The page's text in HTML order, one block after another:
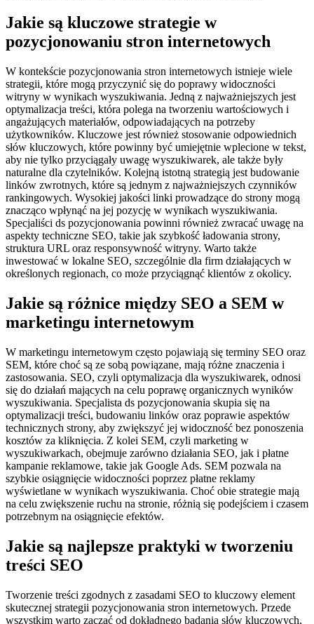
Jakie są kluczowe strategie w
pozycjonowaniu stron internetowych
W kontekście pozycjonowania stron internetowych istnieje wiele
strategii, które mogą przyczynić się do poprawy widoczności
witryny w wynikach wyszukiwania. Jedną z najważniejszych jest
optymalizacja treści, która polega na tworzeniu wartościowych i
angażujących materiałów, odpowiadających na potrzeby
użytkowników. Kluczowe jest również stosowanie odpowiednich
słów kluczowych, które powinny być umiejętnie wplecione w tekst,
aby nie tylko przyciągały uwagę wyszukiwarek, ale także były
naturalne dla czytelników. Kolejną istotną strategią jest budowanie
linków zwrotnych, które są jednym z najważniejszych czynników
rankingowych. Wysokiej jakości linki prowadzące do strony mogą
znacząco wpłynąć na jej pozycję w wynikach wyszukiwania.
Specjaliści ds pozycjonowania powinni również zwracać uwagę na
aspekty techniczne SEO, takie jak szybkość ładowania strony,
struktura URL oraz responsywność witryny. Warto także
inwestować w lokalne SEO, szczególnie dla firm działających w
określonych regionach, co może przyciągnąć klientów z okolicy.
Jakie są różnice między SEO a SEM w
marketingu internetowym
W marketingu internetowym często pojawiają się terminy SEO oraz
SEM, które choć są ze sobą powiązane, mają różne znaczenia i
zastosowania. SEO, czyli optymalizacja dla wyszukiwarek, odnosi
się do działań mających na celu poprawę organicznych wyników
wyszukiwania. Specjalista ds pozycjonowania skupia się na
optymalizacji treści, budowaniu linków oraz poprawie aspektów
technicznych strony, aby zwiększyć jej widoczność bez ponoszenia
kosztów za kliknięcia. Z kolei SEM, czyli marketing w
wyszukiwarkach, obejmuje zarówno działania SEO, jak i płatne
kampanie reklamowe, takie jak Google Ads. SEM pozwala na
szybkie osiągnięcie widoczności poprzez płatne reklamy
wyświetlane w wynikach wyszukiwania. Choć obie strategie mają
na celu zwiększenie ruchu na stronie, różnią się podejściem i czasem
potrzebnym na osiągnięcie efektów.
Jakie są najlepsze praktyki w tworzeniu
treści SEO
Tworzenie treści zgodnych z zasadami SEO to kluczowy element
skutecznej strategii pozycjonowania stron internetowych. Przede
wszystkim warto zacząć od dokładnego badania słów kluczowych,